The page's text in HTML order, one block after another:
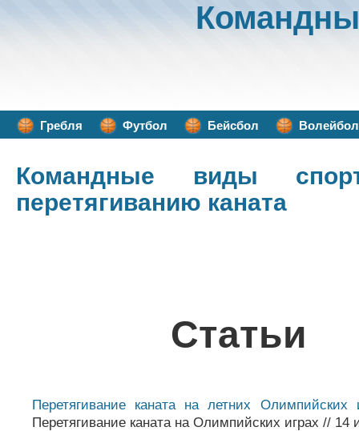
Гребля Футбол Бейсбол Волейбол
Командные виды
перетягиванию каната
Статьи
Перетягивание каната на летних Олимпийских
Перетягивание каната на Олимпийских играх // 14